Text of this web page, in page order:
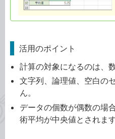
活用のポイント
計算の対象になるのは、
文字列、論理値、空白の
ん。
データの個数が偶数の場
術平均が中央値とされます